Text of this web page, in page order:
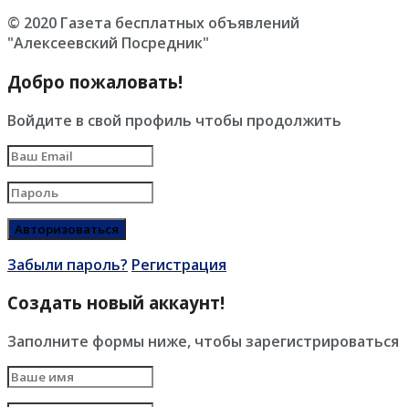
© 2020 Газета бесплатных объявлений
"Алексеевский Посредник"
Добро пожаловать!
Войдите в свой профиль чтобы продолжить
Забыли пароль? Регистрация
Создать новый аккаунт!
Заполните формы ниже, чтобы зарегистрироваться